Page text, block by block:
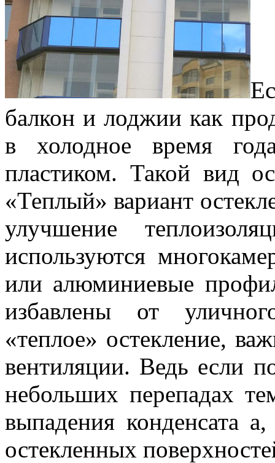
балкон и лоджии как
в холодное время
пластиком. Такой вид
«Теплый» вариант
улучшение
используются
или алюминиевые
избавлены от
«теплое» остекление,
вентиляции. Ведь если
небольших перепадах
выпадения конденсата
остекленных